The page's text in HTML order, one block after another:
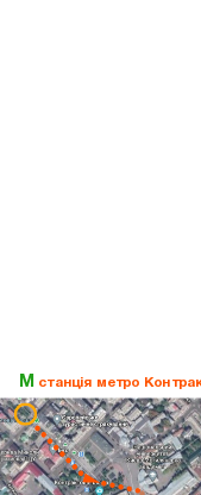
М станція метро
вхід в